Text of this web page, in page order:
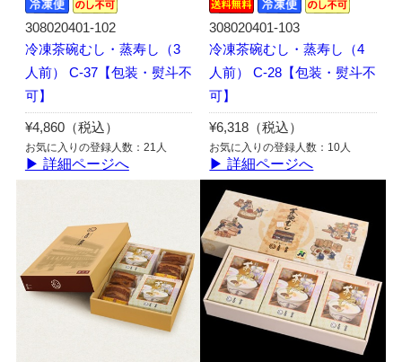
308020401-102
冷凍茶碗むし・蒸寿し（3
人前） C-37【包装・熨斗不
可】
¥4,860（税込）
お気に入りの登録人数：21人
▶ 詳細ページへ
308020401-103
冷凍茶碗むし・蒸寿し（4
人前） C-28【包装・熨斗不
可】
¥6,318（税込）
お気に入りの登録人数：10人
▶ 詳細ページへ